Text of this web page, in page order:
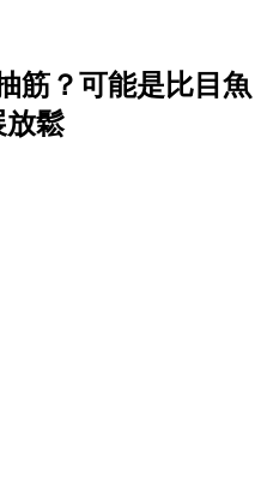
筋？可能是比目魚
放鬆